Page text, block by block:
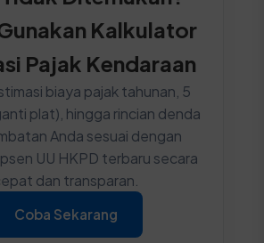
Kalkulator
Pajak Kendaraan
biaya pajak tahunan, 5
plat), hingga rincian denda
Anda sesuai dengan
UU HKPD terbaru secara
dan transparan.
Coba Sekarang